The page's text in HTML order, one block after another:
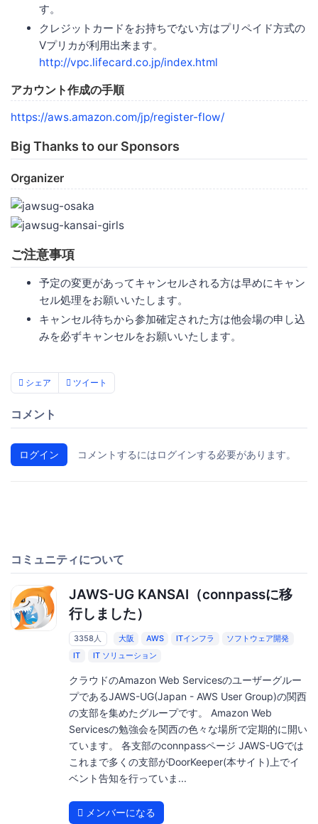
す。
クレジットカードをお持ちでない方はプリペイド方式の
Vプリカが利用出来ます。
http://vpc.lifecard.co.jp/index.html
アカウント作成の手順
https://aws.amazon.com/jp/register-flow/
Big Thanks to our Sponsors
Organizer
ご注意事項
予定の変更があってキャンセルされる方は早めにキャン
セル処理をお願いいたします。
キャンセル待ちから参加確定された方は他会場の申し込
みを必ずキャンセルをお願いいたします。
シェア ツイート
コメント
ログイン コメントするにはログインする必要があります。
コミュニティについて
JAWS-UG KANSAI（connpassに移
行しました）
3358人 大阪 AWS ITインフラ
ソフトウェア開発
IT
IT ソリューション
クラウドのAmazon Web Servicesのユーザーグルー
プであるJAWS-UG(Japan - AWS User Group)の関西
の支部を集めたグループです。 Amazon Web
Servicesの勉強会を関西の色々な場所で定期的に開い
ています。 各支部のconnpassページ JAWS-UGでは
これまで多くの支部がDoorKeeper(本サイト)上でイ
ベント告知を行っていま...
メンバーになる